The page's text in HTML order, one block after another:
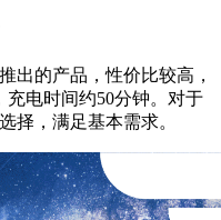
出的产品，性价比较高，
充电时间约50分钟。对于
择，满足基本需求。